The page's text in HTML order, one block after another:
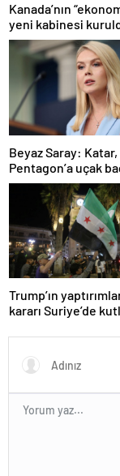
Kanada’nın
yeni kabinesi
Beyaz Saray: Katar,
Pentagon’a uçak
teklif etti
Trump’ın
kararı Suriye’de